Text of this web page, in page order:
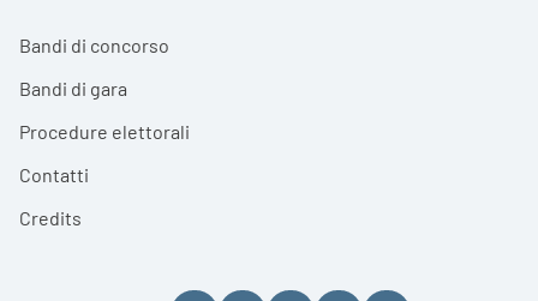
Bandi di concorso
Bandi di gara
Procedure elettorali
Contatti
Credits